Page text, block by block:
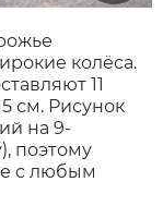
колёса.
11
см. Рисунок
на 9-
поэтому
с любым